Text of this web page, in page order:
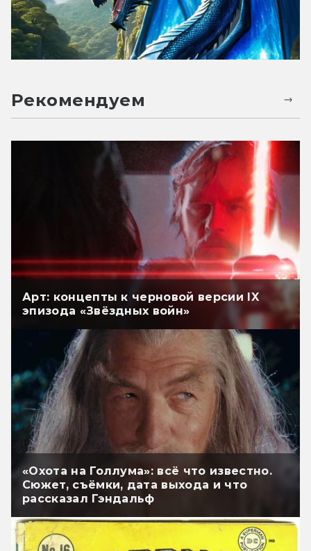
Рекомендуем
Арт: концепты к черновой версии IX
эпизода «Звёздных войн»
«Охота на Голлума»: всё что известно.
Сюжет, съёмки, дата выхода и что
рассказал Гэндальф